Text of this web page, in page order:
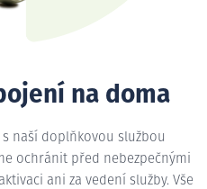
na doma
naší doplňkovou službou
ochránit před nebezpečnými
ani za vedení služby. Vše